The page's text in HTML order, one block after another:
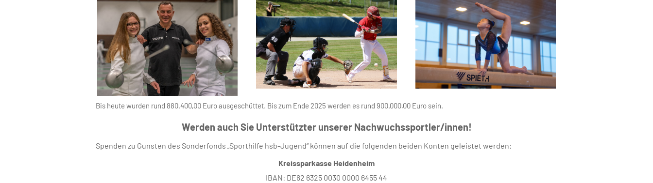
Bis heute wurden rund 880.400,00 Euro ausgeschüttet. Bis zum Ende 2025 werden es rund 900.000,00 Euro sein.
Werden auch Sie Unterstützter unserer Nachwuchssportler/innen!
Spenden zu Gunsten des Sonderfonds „Sporthilfe hsb-Jugend“ können auf die folgenden beiden Konten geleistet werden:
Kreissparkasse Heidenheim
IBAN: DE62 6325 0030 0000 6455 44